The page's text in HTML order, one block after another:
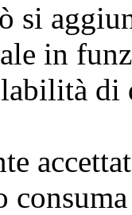
si
in
di